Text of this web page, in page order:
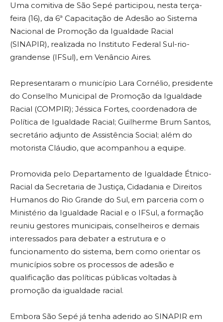
Uma comitiva de São Sepé participou, nesta terça-
feira (16), da 6ª Capacitação de Adesão ao Sistema
Nacional de Promoção da Igualdade Racial
(SINAPIR), realizada no Instituto Federal Sul-rio-
grandense (IFSul), em Venâncio Aires.
Representaram o município Lara Cornélio, presidente
do Conselho Municipal de Promoção da Igualdade
Racial (COMPIR); Jéssica Fortes, coordenadora de
Política de Igualdade Racial; Guilherme Brum Santos,
secretário adjunto de Assistência Social; além do
motorista Cláudio, que acompanhou a equipe.
Promovida pelo Departamento de Igualdade Étnico-
Racial da Secretaria de Justiça, Cidadania e Direitos
Humanos do Rio Grande do Sul, em parceria com o
Ministério da Igualdade Racial e o IFSul, a formação
reuniu gestores municipais, conselheiros e demais
interessados para debater a estrutura e o
funcionamento do sistema, bem como orientar os
municípios sobre os processos de adesão e
qualificação das políticas públicas voltadas à
promoção da igualdade racial.
Embora São Sepé já tenha aderido ao SINAPIR em